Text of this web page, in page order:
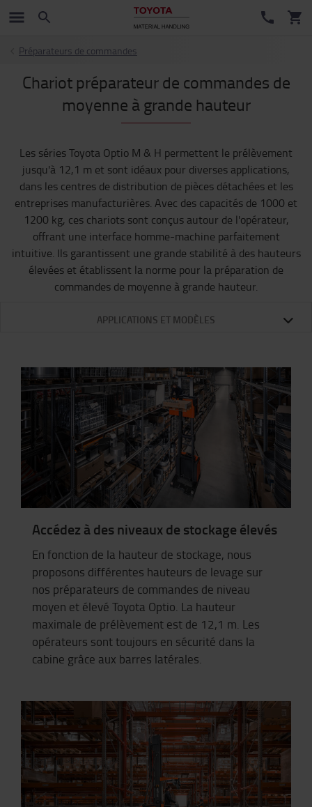
Préparateurs de commandes
Chariot préparateur de commandes de
moyenne à grande hauteur
Les séries Toyota Optio M & H permettent le prélèvement
jusqu'à 12,1 m et sont idéaux pour diverses applications,
dans les centres de distribution de pièces détachées et les
entreprises manufacturières. Avec des capacités de 1000 et
1200 kg, ces chariots sont conçus autour de l'opérateur,
offrant une interface homme-machine parfaitement
intuitive. Ils garantissent une grande stabilité à des hauteurs
élevées et établissent la norme pour la préparation de
commandes de moyenne à grande hauteur.
APPLICATIONS ET MODÈLES
Accédez à des niveaux de stockage élevés
En fonction de la hauteur de stockage, nous
proposons différentes hauteurs de levage sur
nos préparateurs de commandes de niveau
moyen et élevé Toyota Optio . La hauteur
maximale de prélèvement est de 12,1 m. Les
opérateurs sont toujours en sécurité dans la
cabine grâce aux barres latérales.